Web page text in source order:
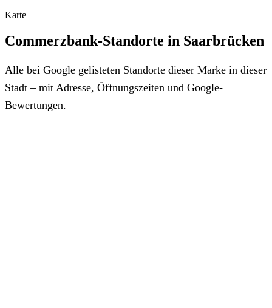
Karte
Commerzbank-Standorte in Saarbrücken
Alle bei Google gelisteten Standorte dieser Marke in dieser
Stadt – mit Adresse, Öffnungszeiten und Google-
Bewertungen.